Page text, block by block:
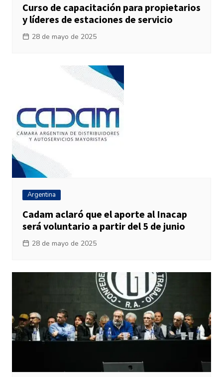
Curso de capacitación para propietarios
y líderes de estaciones de servicio
28 de mayo de 2025
Argentina
Cadam aclaró que el aporte al Inacap
será voluntario a partir del 5 de junio
28 de mayo de 2025